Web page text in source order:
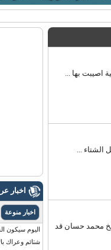
بها ...
...
محمد حسان قد
اخبار
اخبار منوعة
اليوم سيكون القمر
شتائم وعراك